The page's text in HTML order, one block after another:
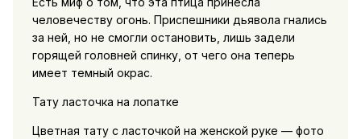
человечеству огонь. Приспешники дьявола гнались
за ней, но не смогли остановить, лишь задели
горящей головней спинку, от чего она теперь
имеет темный окрас.
Тату ласточка на лопатке
Цветная тату с ласточкой на женской руке — фото